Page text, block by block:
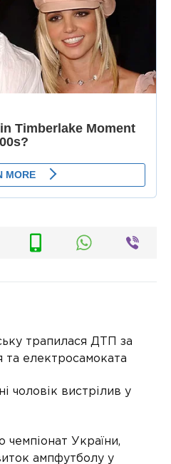
трапилася ДТП за
та електросамоката
чоловік вистрілив у
чемпіонат України,
ампфутболу у